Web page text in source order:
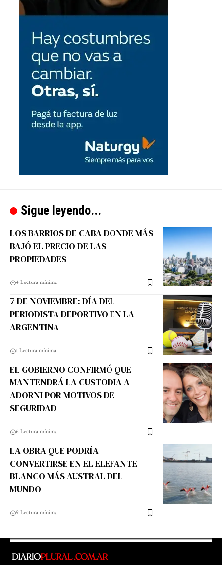
Sigue leyendo...
LOS BARRIOS DE CABA DONDE MÁS
BAJÓ EL PRECIO DE LAS
PROPIEDADES
4 Lectura mínima
7 DE NOVIEMBRE: DÍA DEL
PERIODISTA DEPORTIVO EN LA
ARGENTINA
1 Lectura mínima
EL GOBIERNO CONFIRMÓ QUE
MANTENDRÁ LA CUSTODIA A
ADORNI POR MOTIVOS DE
SEGURIDAD
6 Lectura mínima
LA OBRA QUE PODRÍA
CONVERTIRSE EN EL ELEFANTE
BLANCO MÁS AUSTRAL DEL
MUNDO
9 Lectura mínima